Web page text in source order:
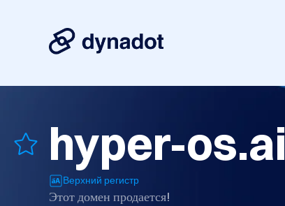
hyper-os.ai
Верхний регистр
Этот домен продается!